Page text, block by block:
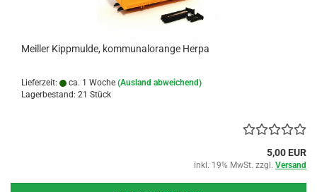
Meiller Kippmulde, kommunalorange Herpa
Lieferzeit: ca. 1 Woche (Ausland abweichend)
Lagerbestand: 21 Stück
5,00 EUR
inkl. 19% MwSt. zzgl. Versand